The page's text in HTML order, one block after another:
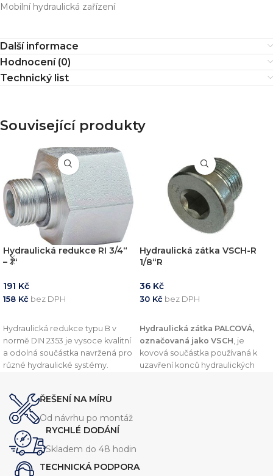
Mobilní hydraulická zařízení
Další informace
Hodnocení (0)
Technický list
Související produkty
Hydraulická redukce RI 3/4“
– 1“
191 Kč
158 Kč bez DPH
Hydraulická redukce typu B v
normě DIN 2353 je vysoce kvalitní
a odolná součástka navržená pro
různé hydraulické systémy.
při vysokém tlaku. Tato redukce
je dostupná v několika
velikostech, aby vyhovovala
různým požadavkům systému.
Hydraulická zátka VSCH-R
1/8“R
36 Kč
30 Kč bez DPH
Hydraulická zátka PALCOVÁ,
označovaná jako VSCH , je
kovová součástka používaná k
uzavření konců hydraulických
ŘEŠENÍ NA MÍRU
Od návrhu po montáž
RYCHLÉ DODÁNÍ
Skladem do 48 hodin
TECHNICKÁ PODPORA